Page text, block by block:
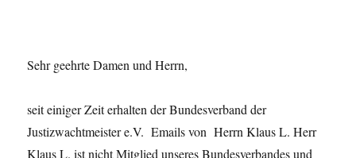
Sehr geehrte Damen und Herrn,
seit einiger Zeit erhalten der Bundesverband der
Justizwachtmeister e.V. Emails von Herrn Klaus L. Herr
Klaus L. ist nicht Mitglied unseres Bundesverbandes und